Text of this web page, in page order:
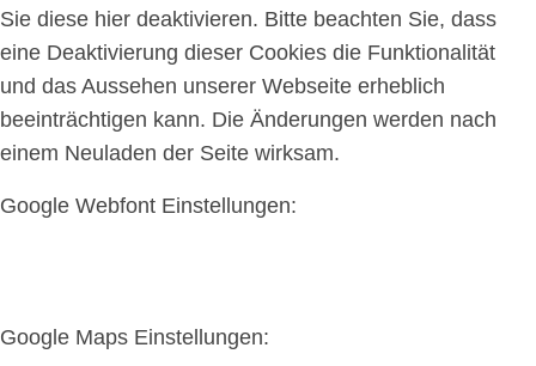
Sie diese hier deaktivieren. Bitte beachten Sie, dass
eine Deaktivierung dieser Cookies die Funktionalität
und das Aussehen unserer Webseite erheblich
beeinträchtigen kann. Die Änderungen werden nach
einem Neuladen der Seite wirksam.
Google Webfont Einstellungen:
Google Maps Einstellungen: